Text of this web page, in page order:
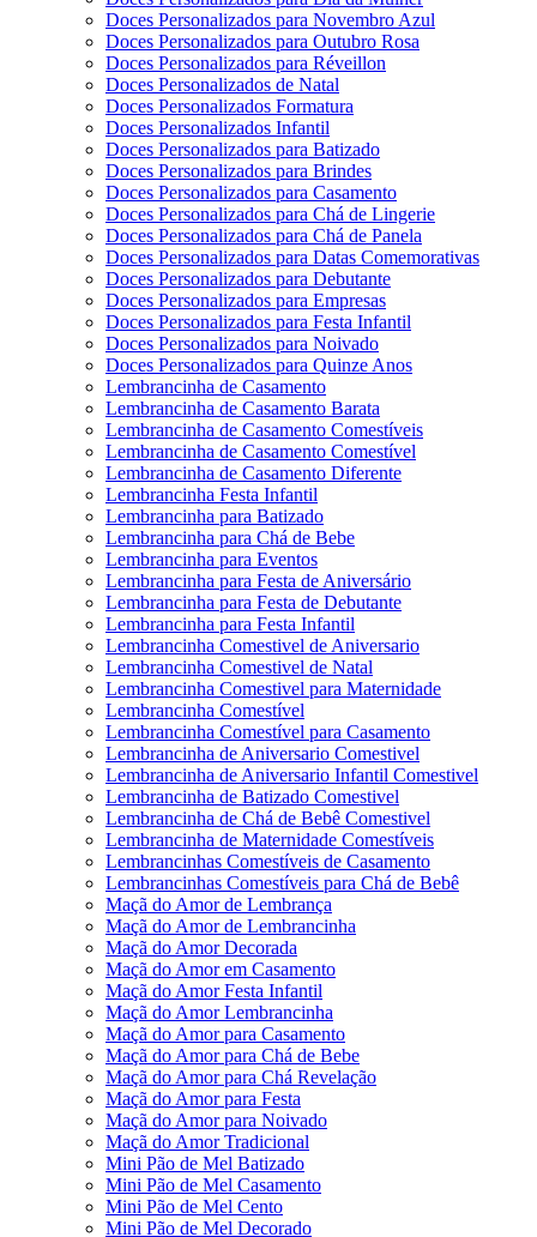
Doces Personalizados para Novembro Azul
Doces Personalizados para Outubro Rosa
Doces Personalizados para Réveillon
Doces Personalizados de Natal
Doces Personalizados Formatura
Doces Personalizados Infantil
Doces Personalizados para Batizado
Doces Personalizados para Brindes
Doces Personalizados para Casamento
Doces Personalizados para Chá de Lingerie
Doces Personalizados para Chá de Panela
Doces Personalizados para Datas Comemorativas
Doces Personalizados para Debutante
Doces Personalizados para Empresas
Doces Personalizados para Festa Infantil
Doces Personalizados para Noivado
Doces Personalizados para Quinze Anos
Lembrancinha de Casamento
Lembrancinha de Casamento Barata
Lembrancinha de Casamento Comestíveis
Lembrancinha de Casamento Comestível
Lembrancinha de Casamento Diferente
Lembrancinha Festa Infantil
Lembrancinha para Batizado
Lembrancinha para Chá de Bebe
Lembrancinha para Eventos
Lembrancinha para Festa de Aniversário
Lembrancinha para Festa de Debutante
Lembrancinha para Festa Infantil
Lembrancinha Comestivel de Aniversario
Lembrancinha Comestivel de Natal
Lembrancinha Comestivel para Maternidade
Lembrancinha Comestível
Lembrancinha Comestível para Casamento
Lembrancinha de Aniversario Comestivel
Lembrancinha de Aniversario Infantil Comestivel
Lembrancinha de Batizado Comestivel
Lembrancinha de Chá de Bebê Comestivel
Lembrancinha de Maternidade Comestíveis
Lembrancinhas Comestíveis de Casamento
Lembrancinhas Comestíveis para Chá de Bebê
Maçã do Amor de Lembrança
Maçã do Amor de Lembrancinha
Maçã do Amor Decorada
Maçã do Amor em Casamento
Maçã do Amor Festa Infantil
Maçã do Amor Lembrancinha
Maçã do Amor para Casamento
Maçã do Amor para Chá de Bebe
Maçã do Amor para Chá Revelação
Maçã do Amor para Festa
Maçã do Amor para Noivado
Maçã do Amor Tradicional
Mini Pão de Mel Batizado
Mini Pão de Mel Casamento
Mini Pão de Mel Cento
Mini Pão de Mel Decorado